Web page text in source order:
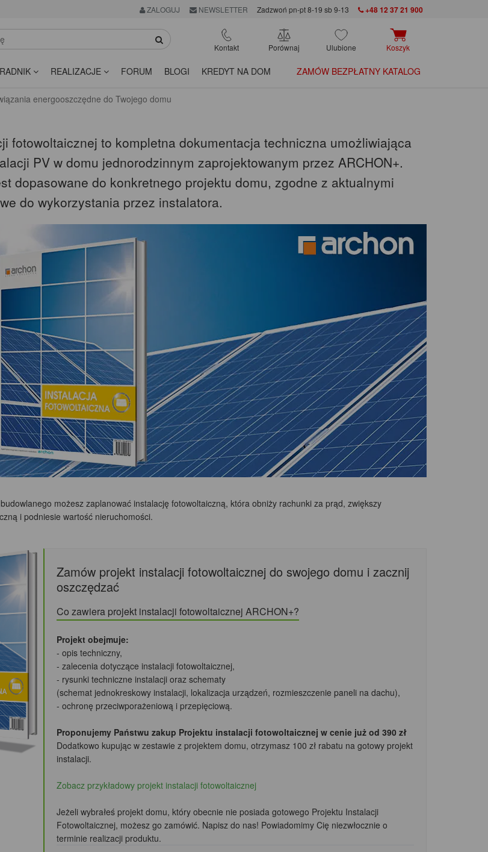
ZALOGUJ NEWSLETTER Zadzwoń pn-pt 8-19 sb 9-13 +48 12 37 21 900
Kontakt Porównaj Ulubione Koszyk
REALIZACJE FORUM BLOGI KREDYT NA DOM ZAMÓW BEZPŁATNY KATALOG
energooszczędne do Twojego domu
fotowoltaicznej to kompletna dokumentacja techniczna umożliwiająca
PV w domu jednorodzinnym zaprojektowanym przez ARCHON+.
dopasowane do konkretnego projektu domu, zgodne z aktualnymi
do wykorzystania przez instalatora.
możesz zaplanować instalację fotowoltaiczną, która obniży rachunki za prąd, zwiększy
i podniesie wartość nieruchomości.
Zamów projekt instalacji fotowoltaicznej do swojego domu i zacznij
oszczędzać
Co zawiera projekt instalacji fotowoltaicznej ARCHON+?
Projekt obejmuje:
- opis techniczny,
- zalecenia dotyczące instalacji fotowoltaicznej,
- rysunki techniczne instalacji oraz schematy
(schemat jednokreskowy instalacji, lokalizacja urządzeń, rozmieszczenie paneli na dachu),
- ochronę przeciwporażeniową i przepięciową.
Proponujemy Państwu zakup Projektu instalacji fotowoltaicznej w cenie już od 390 zł
Dodatkowo kupując w zestawie z projektem domu, otrzymasz 100 zł rabatu na gotowy projekt
instalacji.
Zobacz przykładowy projekt instalacji fotowoltaicznej
Jeżeli wybrałeś projekt domu, który obecnie nie posiada gotowego Projektu Instalacji
Fotowoltaicznej, możesz go zamówić. Napisz do nas! Powiadomimy Cię niezwłocznie o
terminie realizacji produktu.